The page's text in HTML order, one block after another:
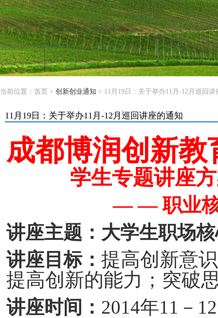
当前位置： 首页 > 创新创业通知 > 11月19日：关于举办11月-12月巡回讲
11月19日：关于举办11月-12月巡回讲座的通知
成都博润创新教
学生专题讲座
— —职业
讲座主题：大学生职场
讲座目标： 提高创新意
提高创新的能力；突破
讲座时间： 2014年11－